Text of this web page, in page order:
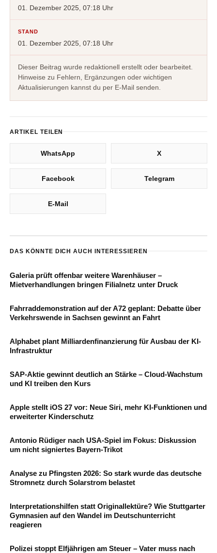
01. Dezember 2025, 07:18 Uhr
STAND
01. Dezember 2025, 07:18 Uhr
Dieser Beitrag wurde redaktionell erstellt oder bearbeitet.
Hinweise zu Fehlern, Ergänzungen oder wichtigen
Aktualisierungen kannst du per E-Mail senden.
ARTIKEL TEILEN
WhatsApp X
Facebook Telegram
E-Mail
DAS KÖNNTE DICH AUCH INTERESSIEREN
Galeria prüft offenbar weitere Warenhäuser –
Mietverhandlungen bringen Filialnetz unter Druck
Fahrraddemonstration auf der A72 geplant: Debatte über
Verkehrswende in Sachsen gewinnt an Fahrt
Alphabet plant Milliardenfinanzierung für Ausbau der KI-
Infrastruktur
SAP-Aktie gewinnt deutlich an Stärke – Cloud-Wachstum
und KI treiben den Kurs
Apple stellt iOS 27 vor: Neue Siri, mehr KI-Funktionen und
erweiterter Kinderschutz
Antonio Rüdiger nach USA-Spiel im Fokus: Diskussion
um nicht signiertes Bayern-Trikot
Analyse zu Pfingsten 2026: So stark wurde das deutsche
Stromnetz durch Solarstrom belastet
Interpretationshilfen statt Originallektüre? Wie Stuttgarter
Gymnasien auf den Wandel im Deutschunterricht
reagieren
Polizei stoppt Elfjährigen am Steuer – Vater muss nach